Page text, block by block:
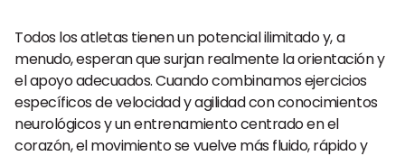
Todos los atletas tienen un potencial ilimitado y, a
menudo, esperan que surjan realmente la orientación y
el apoyo adecuados. Cuando combinamos ejercicios
específicos de velocidad y agilidad con conocimientos
neurológicos y un entrenamiento centrado en el
corazón, el movimiento se vuelve más fluido, rápido y